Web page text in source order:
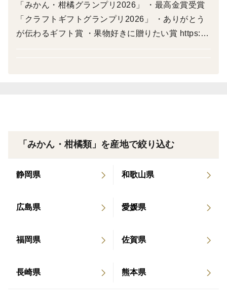
・ 自然な香りとまろやかな酸味
※(防腐剤・ワックス不使用)
農産物のため、多少の誤差がございます。あらかじめ
形が不揃いなものや、色の薄いもの、軽い傷のあるも
多少の傷みが出る場合がございます。
「みかん・柑橘グランプリ2026」 ・最高金賞受賞
「クラフトギフトグランプリ2026」 ・ありがとう
が伝わるギフト賞 ・果物好きに贈りたい賞 https://
「みかん・柑橘類」を産地で絞り込む
静岡県 和歌山県
広島県 愛媛県
福岡県 佐賀県
長崎県 熊本県